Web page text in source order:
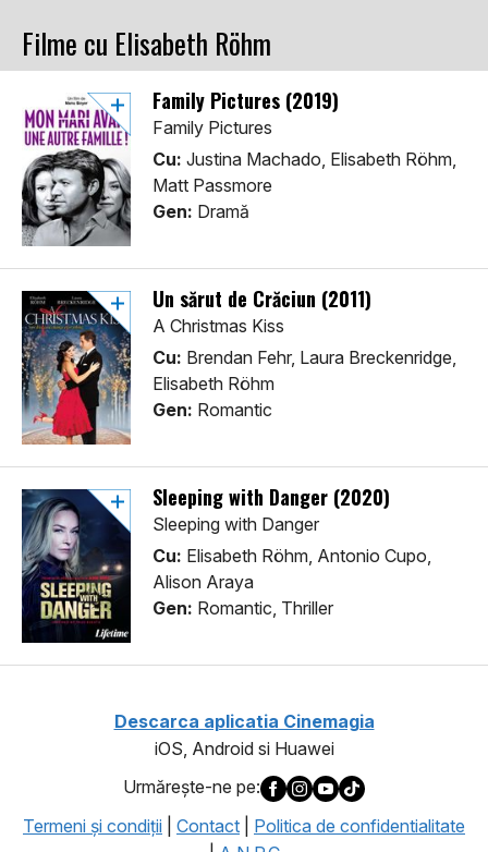
Filme cu Elisabeth Röhm
Family Pictures (2019)
Family Pictures
Cu: Justina Machado, Elisabeth Röhm,
Matt Passmore
Gen: Dramă
Un sărut de Crăciun (2011)
A Christmas Kiss
Cu: Brendan Fehr, Laura Breckenridge,
Elisabeth Röhm
Gen: Romantic
Sleeping with Danger (2020)
Sleeping with Danger
Cu: Elisabeth Röhm, Antonio Cupo,
Alison Araya
Gen: Romantic, Thriller
Descarca aplicatia Cinemagia
iOS, Android si Huawei
Urmăreşte-ne pe:
Termeni şi condiţii
Contact
Politica de confidentialitate